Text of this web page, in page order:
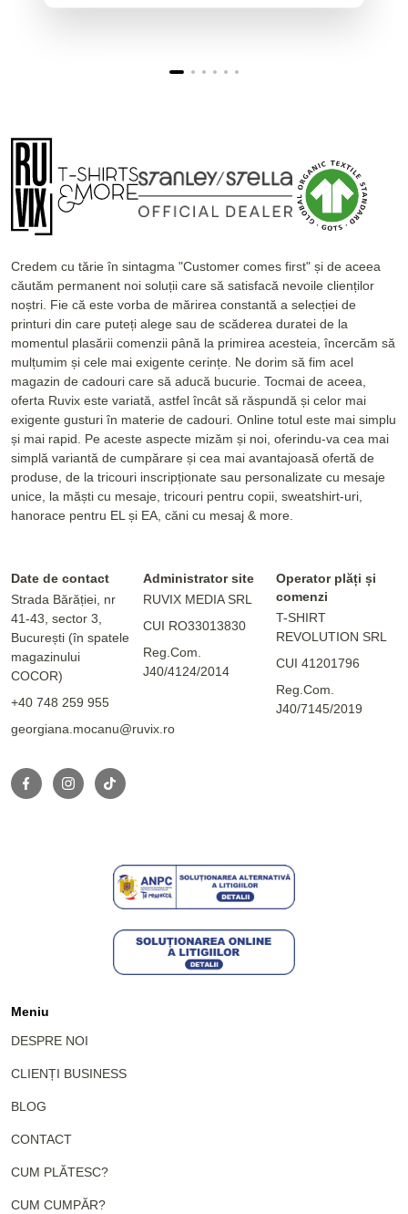
Credem cu tărie în sintagma "Customer comes first" și de aceea
căutăm permanent noi soluții care să satisfacă nevoile clienților
noștri. Fie că este vorba de mărirea constantă a selecției de
printuri din care puteți alege sau de scăderea duratei de la
momentul plasării comenzii până la primirea acesteia, încercăm să
mulțumim și cele mai exigente cerințe. Ne dorim să fim acel
magazin de cadouri care să aducă bucurie. Tocmai de aceea,
oferta Ruvix este variată, astfel încât să răspundă și celor mai
exigente gusturi în materie de cadouri. Online totul este mai simplu
și mai rapid. Pe aceste aspecte mizăm și noi, oferindu-va cea mai
simplă variantă de cumpărare și cea mai avantajoasă ofertă de
produse, de la tricouri inscripționate sau personalizate cu mesaje
unice, la măști cu mesaje, tricouri pentru copii, sweatshirt-uri,
hanorace pentru EL și EA, căni cu mesaj & more.
Date de contact
Strada Bărăției, nr
41-43, sector 3,
București (în spatele
magazinului
COCOR)
+40 748 259 955
georgiana.mocanu@ruvix.ro
Administrator site
RUVIX MEDIA SRL
CUI RO33013830
Reg.Com.
J40/4124/2014
Operator plăți și
comenzi
T-SHIRT
REVOLUTION SRL
CUI 41201796
Reg.Com.
J40/7145/2019
Meniu
DESPRE NOI
CLIENȚI BUSINESS
BLOG
CONTACT
CUM PLĂTESC?
CUM CUMPĂR?